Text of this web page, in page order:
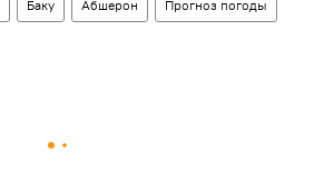
Баку Абшерон Прогноз погоды